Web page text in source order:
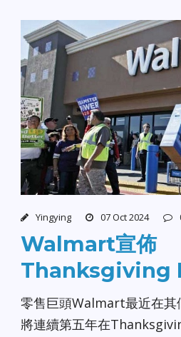
Yingying 07 Oct 2024
Walmart宣佈
Thanksgiving
零售巨頭Walmart最近在其
將連續第五年在